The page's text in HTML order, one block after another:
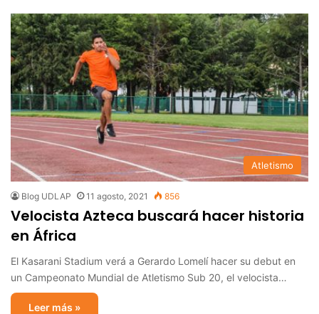
Atletismo
Blog UDLAP 11 agosto, 2021 856
Velocista Azteca buscará hacer historia
en África
El Kasarani Stadium verá a Gerardo Lomelí hacer su debut en
un Campeonato Mundial de Atletismo Sub 20, el velocista…
Leer más »